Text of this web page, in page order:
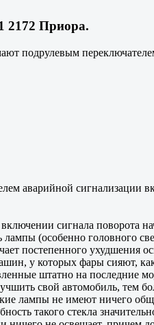
2172 Приора.
подрулевым
аварийной сигнализации
сигнала поворота
лампы (особенно головного
постепенного ухудшения
у которых фары сияют,
штатно на последние
свой автомобиль, тем
лампы не имеют ничего
такого стекла